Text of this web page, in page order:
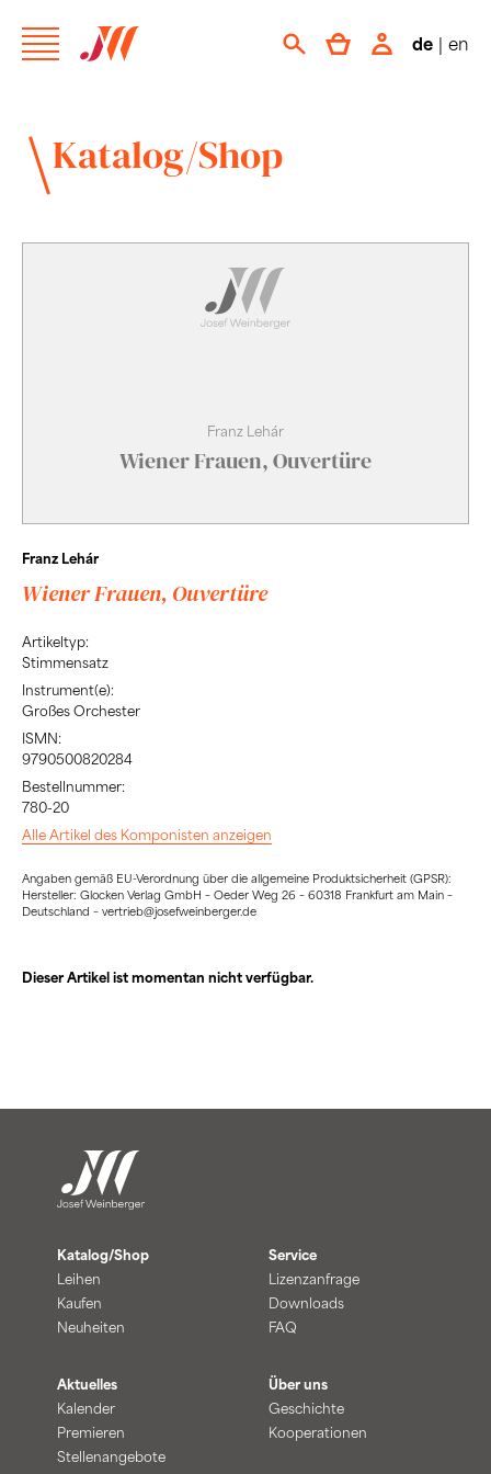
de | en
Katalog/Shop
Franz Lehár
Wiener Frauen, Ouvertüre
Franz Lehár
Wiener Frauen, Ouvertüre
Artikeltyp:
Stimmensatz
Instrument(e):
Großes Orchester
ISMN:
9790500820284
Bestellnummer:
780-20
Alle Artikel des Komponisten anzeigen
Angaben gemäß EU-Verordnung über die allgemeine Produktsicherheit (GPSR):
Hersteller: Glocken Verlag GmbH – Oeder Weg 26 – 60318 Frankfurt am Main –
Deutschland – vertrieb@josefweinberger.de
Dieser Artikel ist momentan nicht verfügbar.
Katalog/Shop
Leihen
Kaufen
Neuheiten
Service
Lizenzanfrage
Downloads
FAQ
Aktuelles
Kalender
Premieren
Stellenangebote
Über uns
Geschichte
Kooperationen